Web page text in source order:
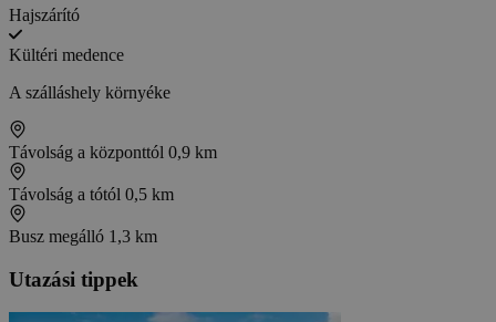
Hajszárító
Kültéri medence
A szálláshely környéke
Távolság a központtól 0,9 km
Távolság a tótól 0,5 km
Busz megálló 1,3 km
Utazási tippek